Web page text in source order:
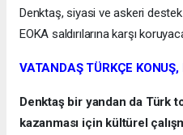
Denktaş, siyasi ve askeri destek
EOKA saldırılarına karşı
VATANDAŞ TÜRKÇE
Denktaş bir yandan da Türk
kazanması için kültürel